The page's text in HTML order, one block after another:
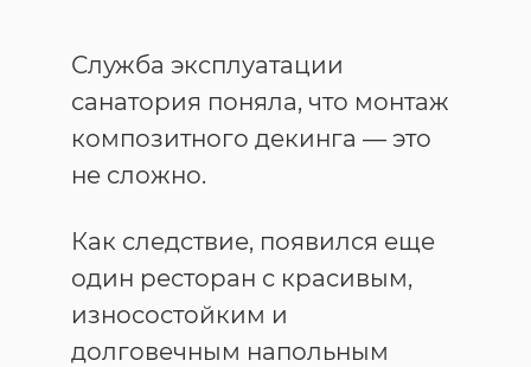
Служба эксплуатации
санатория поняла, что монтаж
композитного декинга — это
не сложно.
Как следствие, появился еще
один ресторан с красивым,
износостойким и
долговечным напольным